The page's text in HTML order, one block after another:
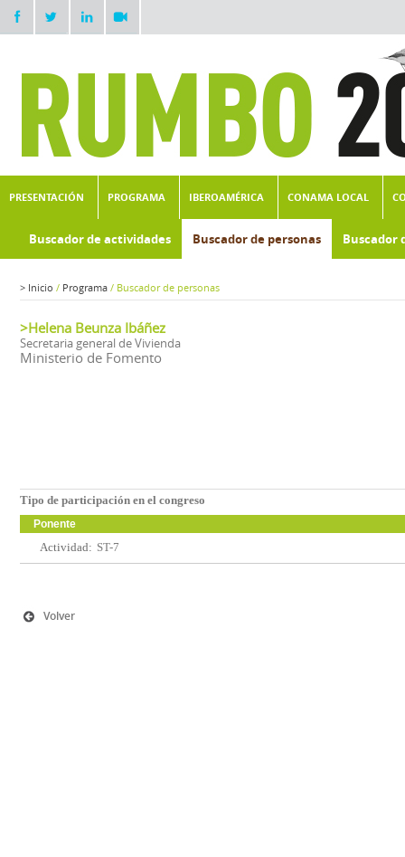
PRESENTACIÓN PROGRAMA IBEROAMÉRICA CONAMA LOCAL
Buscador de actividades Buscador de personas Buscador
> Inicio / Programa / Buscador de personas
>Helena Beunza Ibáñez
Secretaria general de Vivienda
Ministerio de Fomento
Tipo de participación en el congreso
Ponente
Actividad: ST-7
Volver